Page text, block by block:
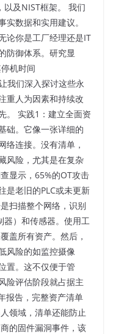
及NIST框架。 我们
数据和实用建议。
论你是工厂经理还是IT
防御体系。研究显
机时间
我们深入探讨这些永
重人为因素和持续改
。​ 实践1：建立全面资
础。它像一张详细的
络连接。没有清单，
风险，尤其是在复杂
显示，65%的OT攻击
是老旧的PLC或未更新
扫描整个网络，识别
器）和传感器。使用工
盖所有资产。然后，
风险的如监控摄像
置。这不仅便于管
险评估阶段就占据主
报告，完整资产清单
领域，清单还能防止
的固件漏洞事件，该